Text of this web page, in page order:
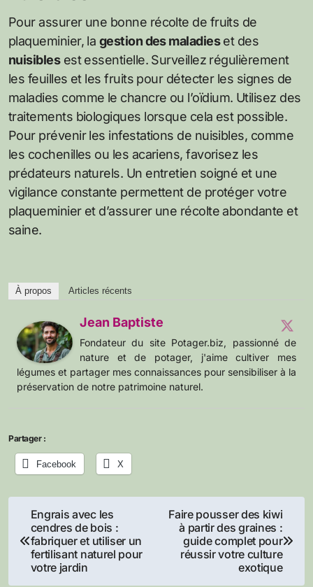
Pour assurer une bonne récolte de fruits de
plaqueminier, la gestion des maladieset des
nuisiblesest essentielle. Surveillez régulièrement
les feuilles et les fruits pour détecter les signes de
maladies comme le chancre ou l’oïdium. Utilisez des
traitements biologiques lorsque cela est possible.
Pour prévenir les infestations de nuisibles, comme
les cochenilles ou les acariens, favorisez les
prédateurs naturels. Un entretien soigné et une
vigilance constante permettent de protéger votre
plaqueminier et d’assurer une récolte abondante et
saine.
À propos Articles récents
Jean Baptiste
Fondateur du site Potager.biz, passionné de
nature et de potager, j'aime cultiver mes
légumes et partager mes connaissances pour sensibiliser à la
préservation de notre patrimoine naturel.
Partager :
Facebook X
Navigation
de
l’article
Engrais avec les
cendres de bois :
fabriquer et utiliser un
fertilisant naturel pour
votre jardin
Faire pousser des kiwi
à partir des graines :
guide complet pour
réussir votre culture
exotique